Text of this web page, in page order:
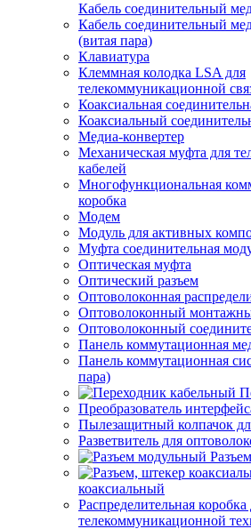
Кабель соединительный
Кабель соединительный
(витая пара)
Клавиатура
Клеммная колодка LSA для
телекоммуникационной
Коаксиальная
Коаксиальный
Медиа-конвертер
Механическая муфта для
кабелей
Многофункциональная
коробка
Модем
Модуль для активных
Муфта соединительная
Оптическая муфта
Оптический разъем
Оптоволоконная
Оптоволоконный
Оптоволоконный
Панель коммутационная
Панель коммутационная
пара)
Преобразователь
Пылезащитный колпачок
Разветвитель для
коаксиальный
Распределительная коробка
телекоммуникационной